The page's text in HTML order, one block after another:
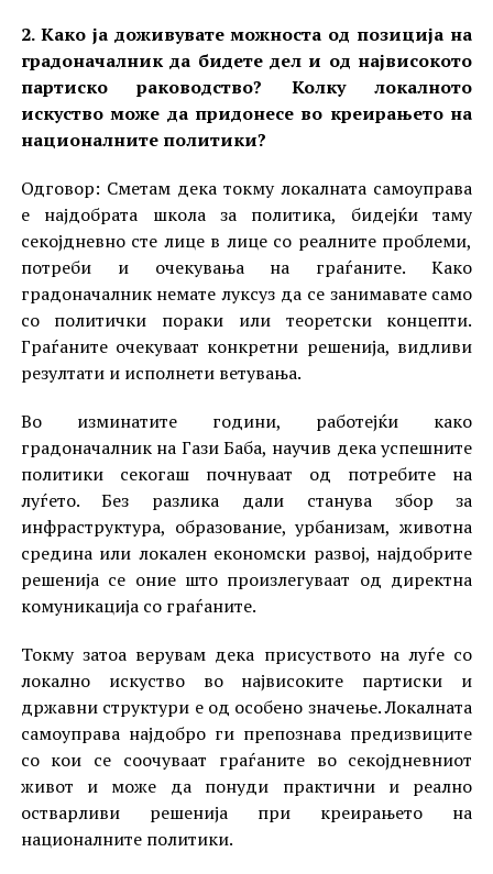
2. Како ја доживувате можноста од позиција на
градоначалник да бидете дел и од највисокото
партиско раководство? Колку локалното
искуство може да придонесе во креирањето на
националните политики?
Одговор: Сметам дека токму локалната самоуправа
е најдобрата школа за политика, бидејќи таму
секојдневно сте лице в лице со реалните проблеми,
потреби и очекувања на граѓаните. Како
градоначалник немате луксуз да се занимавате само
со политички пораки или теоретски концепти.
Граѓаните очекуваат конкретни решенија, видливи
резултати и исполнети ветувања.
Во изминатите години, работејќи како
градоначалник на Гази Баба, научив дека успешните
политики секогаш почнуваат од потребите на
луѓето. Без разлика дали станува збор за
инфраструктура, образование, урбанизам, животна
средина или локален економски развој, најдобрите
решенија се оние што произлегуваат од директна
комуникација со граѓаните.
Токму затоа верувам дека присуството на луѓе со
локално искуство во највисоките партиски и
државни структури е од особено значење. Локалната
самоуправа најдобро ги препознава предизвиците
со кои се соочуваат граѓаните во секојдневниот
живот и може да понуди практични и реално
остварливи решенија при креирањето на
националните политики.